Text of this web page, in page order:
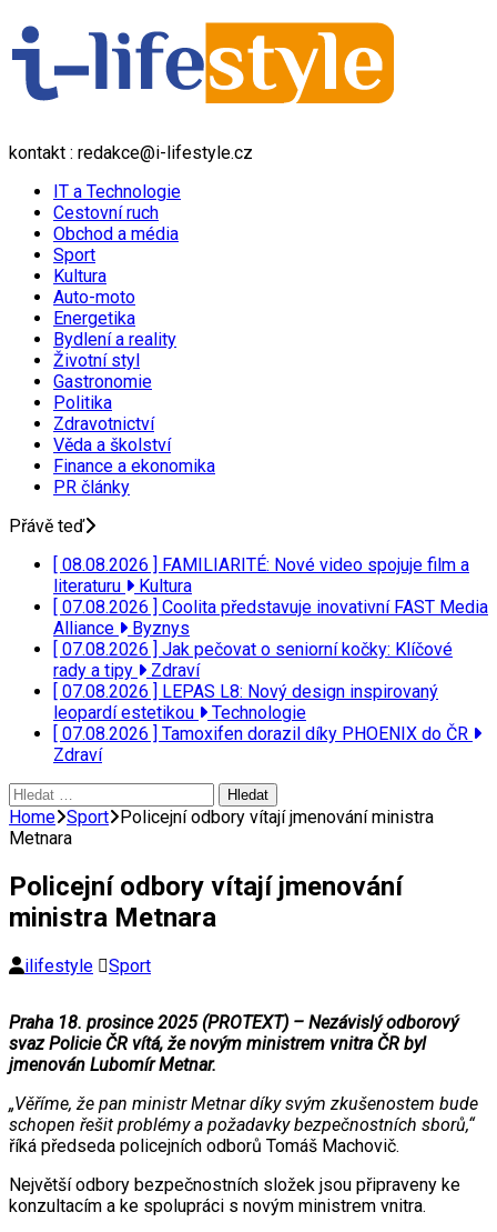
kontakt : redakce@i-lifestyle.cz
IT a Technologie
Cestovní ruch
Obchod a média
Sport
Kultura
Auto-moto
Energetika
Bydlení a reality
Životní styl
Gastronomie
Politika
Zdravotnictví
Věda a školství
Finance a ekonomika
PR články
Přávě teď
[ 08.08.2026 ] FAMILIARITÉ: Nové video spojuje film a
literaturu
Kultura
[ 07.08.2026 ] Coolita představuje inovativní FAST Media
Alliance
Byznys
[ 07.08.2026 ] Jak pečovat o seniorní kočky: Klíčové
rady a tipy
Zdraví
[ 07.08.2026 ] LEPAS L8: Nový design inspirovaný
leopardí estetikou
Technologie
[ 07.08.2026 ] Tamoxifen dorazil díky PHOENIX do ČR
Zdraví
Vyhledávání
Home Sport Policejní odbory vítají jmenování ministra
Metnara
Policejní odbory vítají jmenování
ministra Metnara
ilifestyle Sport
Praha 18. prosince 2025 (PROTEXT) – Nezávislý odborový
svaz Policie ČR vítá, že novým ministrem vnitra ČR byl
jmenován Lubomír Metnar.
„Věříme, že pan ministr Metnar díky svým zkušenostem bude
schopen řešit problémy a požadavky bezpečnostních sborů,“
říká předseda policejních odborů Tomáš Machovič.
Největší odbory bezpečnostních složek jsou připraveny ke
konzultacím a ke spolupráci s novým ministrem vnitra.